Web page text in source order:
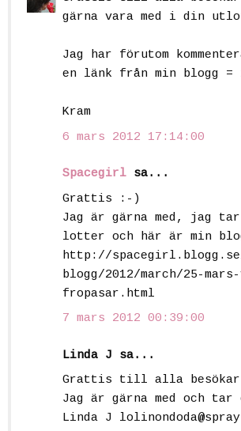
gärna vara med i din
Jag har förutom
en länk från min blogg
Kram
6 mars 2012 17:14:00
Spacegirl sa...
Grattis :-)
Jag är gärna med, jag tar
lotter och här är min
http://
blogg/2012/march/25-
fropasar.html
7 mars 2012 00:39:00
Linda J sa...
Grattis till alla
Jag är gärna med och
Linda J